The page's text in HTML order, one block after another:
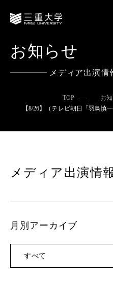
お知らせ
メディア出演情
TOP お
【8/26】（テレビ朝日「羽鳥慎
メディア出演情
月別アーカイブ
すべて